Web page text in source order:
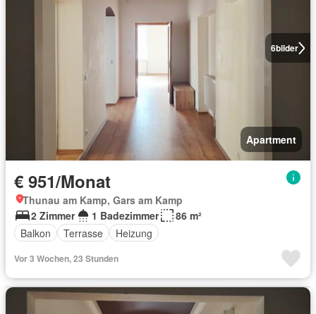
6bilder
Apartment
€ 951/Monat
Thunau am Kamp, Gars am Kamp
2 Zimmer
1 Badezimmer
86 m²
Balkon
Terrasse Heizung
Vor 3 Wochen, 23 Stunden